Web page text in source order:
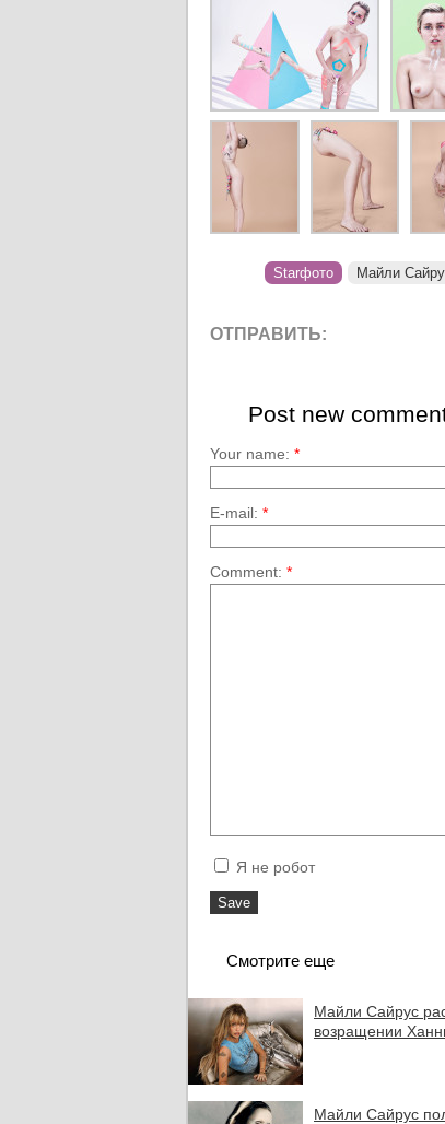
Starфото Майли
ОТПРАВИТЬ:
Post new
Your name: *
E-mail: *
Comment: *
Я не робот
Смотрите еще
Майли Сайрус
возращении
Майли Сайрус